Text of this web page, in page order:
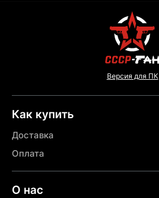
Версия для ПК
Как купить
Доставка
Оплата
О нас